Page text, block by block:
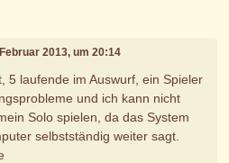
2013, um 20:14
5 laufende im Auswurf, ein Spieler
und ich kann nicht
Solo spielen, da das System
selbstständig weiter sagt.